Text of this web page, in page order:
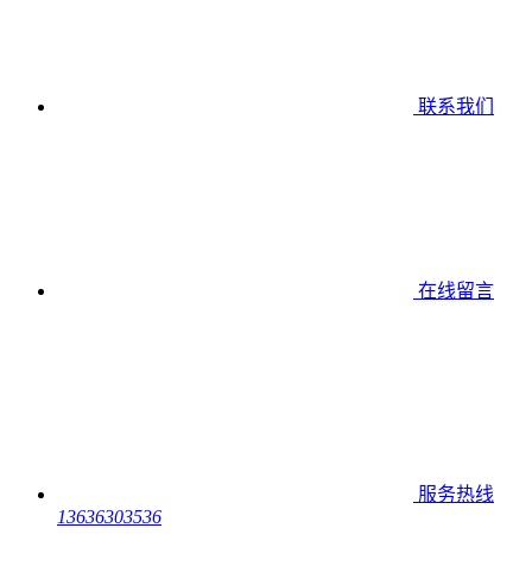
联系我们
在线留言
服务热线
13636303536